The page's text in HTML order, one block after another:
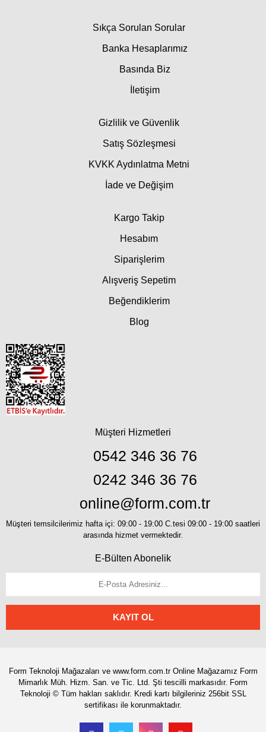
Sıkça Sorulan Sorular
Banka Hesaplarımız
Basında Biz
İletişim
Gizlilik ve Güvenlik
Satış Sözleşmesi
KVKK Aydınlatma Metni
İade ve Değişim
Kargo Takip
Hesabım
Siparişlerim
Alışveriş Sepetim
Beğendiklerim
Blog
Müşteri Hizmetleri
0542 346 36 76
0242 346 36 76
online@form.com.tr
Müşteri temsilcilerimiz hafta içi: 09:00 - 19:00 C.tesi 09:00 - 19:00 saatleri
arasında hizmet vermektedir.
E-Bülten Abonelik
KAYIT OL
Form Teknoloji Mağazaları ve www.form.com.tr Online Mağazamız Form
Mimarlık Müh. Hizm. San. ve Tic. Ltd. Şti tescilli markasıdır. Form
Teknoloji © Tüm hakları saklıdır. Kredi kartı bilgileriniz 256bit SSL
sertifikası ile korunmaktadır.